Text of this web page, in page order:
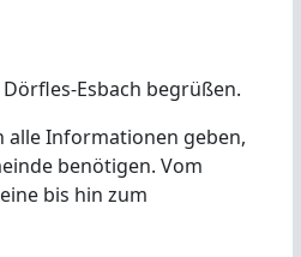
Esbach begrüßen.
Informationen geben,
benötigen. Vom
bis hin zum